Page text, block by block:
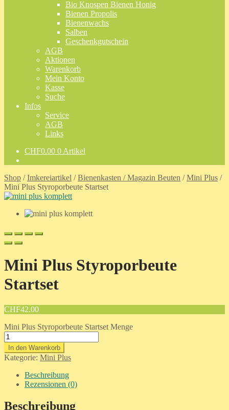
Bio Knospen Bienen Honig
Bienen Propolis
Bienenwachs
Salben
Geschenkgutschein
AGB
Aktionen
Warenkorb
Mein Konto
Kasse
Suche
Infos
Service
AGB
Links
CHF0.00 0 Artikel
Shop /Imkereiartikel /Bienenkasten / Magazin Beuten /Mini Plus /
Mini Plus Styroporbeute Startset
Mini Plus Styroporbeute
Startset
CHF42.00
Mini Plus Styroporbeute Startset Menge
In den Warenkorb
Kategorie: Mini Plus
Beschreibung
Rezensionen (0)
Beschreibung